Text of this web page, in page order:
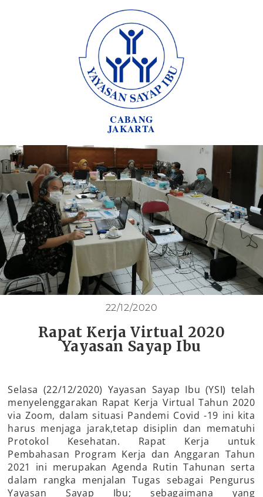
CABANG
JAKARTA
22/12/2020
Rapat Kerja Virtual 2020
Yayasan Sayap Ibu
Selasa (22/12/2020) Yayasan Sayap Ibu (YSI) telah
menyelenggarakan Rapat Kerja Virtual Tahun 2020
via Zoom, dalam situasi Pandemi Covid -19 ini kita
harus menjaga jarak,tetap disiplin dan mematuhi
Protokol Kesehatan. Rapat Kerja untuk
Pembahasan Program Kerja dan Anggaran Tahun
2021 ini merupakan Agenda Rutin Tahunan serta
dalam rangka menjalan Tugas sebagai Pengurus
Yayasan Sayap Ibu; sebagaimana yang